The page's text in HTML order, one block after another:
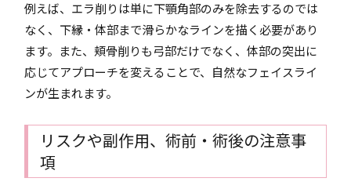
例えば、エラ削りは単に下顎角部のみを除去するのでは
なく、下縁・体部まで滑らかなラインを描く必要があり
ます。また、頬骨削りも弓部だけでなく、体部の突出に
応じてアプローチを変えることで、自然なフェイスライ
ンが生まれます。
リスクや副作用、術前・術後の注意事
項